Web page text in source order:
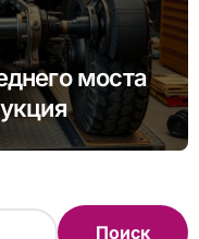
моста